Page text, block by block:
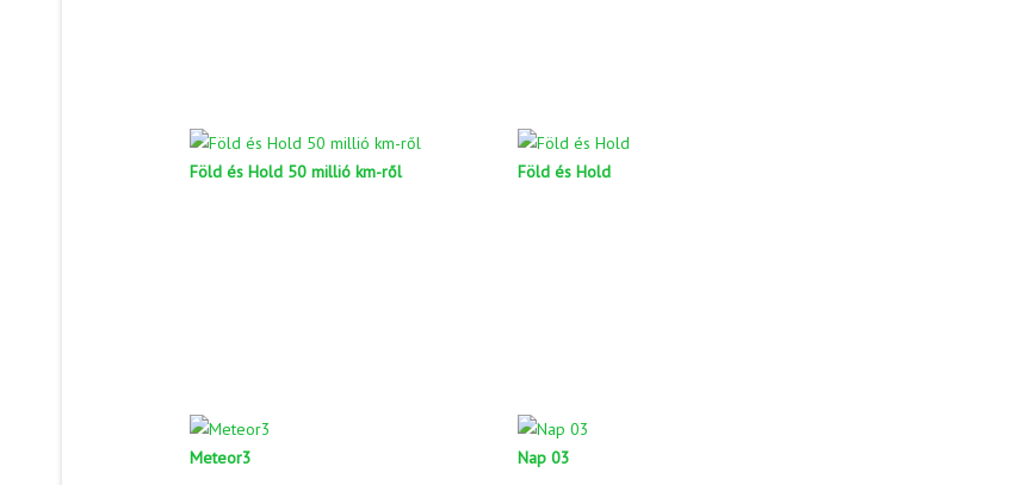
Föld és Hold 50 millió km-ről Föld és Hold
Meteor3 Nap 03